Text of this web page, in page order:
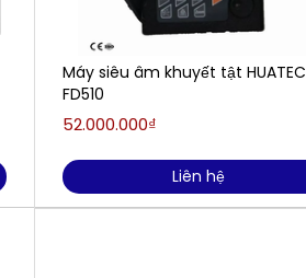
Máy siêu âm khuyết tật HUATEC
FD510
52.000.000₫
Liên hệ